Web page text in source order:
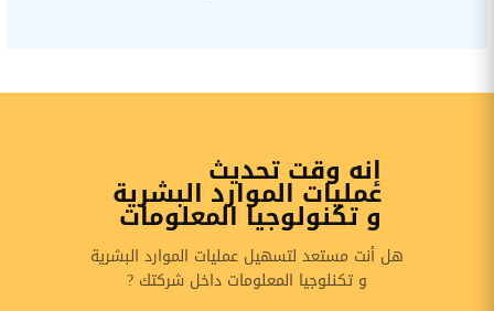
إنه وقت تحديث
عمليات الموارد البشرية
و تكنولوجيا المعلومات
هل أنت مستعد لتسهيل عمليات الموارد البشرية
و تكنلوجيا المعلومات داخل شركتك ?